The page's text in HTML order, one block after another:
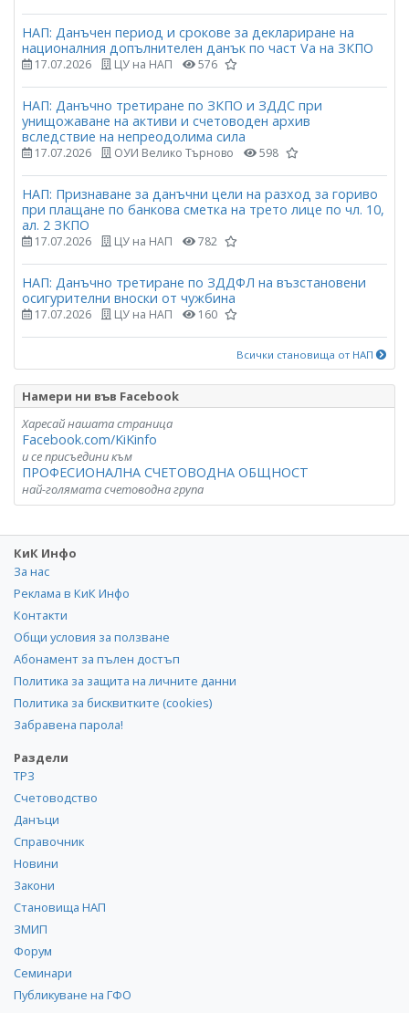
НАП: Данъчен период и срокове за деклариране на
националния допълнителен данък по част Vа на ЗКПО
17.07.2026 ЦУ на НАП 576
НАП: Данъчно третиране по ЗКПО и ЗДДС при
унищожаване на активи и счетоводен архив
вследствие на непреодолима сила
17.07.2026 ОУИ Велико Търново 598
НАП: Признаване за данъчни цели на разход за гориво
при плащане по банкова сметка на трето лице по чл. 10,
ал. 2 ЗКПО
17.07.2026 ЦУ на НАП 782
НАП: Данъчно третиране по ЗДДФЛ на възстановени
осигурителни вноски от чужбина
17.07.2026 ЦУ на НАП 160
Всички становища от НАП
Намери ни във Facebook
Харесай нашата страница
Facebook.com/KiKinfo
и се присъедини към
ПРОФЕСИОНАЛНА СЧЕТОВОДНА ОБЩНОСТ
най-голямата счетоводна група
КиК Инфо
За нас
Реклама в КиК Инфо
Контакти
Общи условия за ползване
Абонамент за пълен достъп
Политика за защита на личните данни
Политика за бисквитките (cookies)
Забравена парола!
Раздели
ТРЗ
Счетоводство
Данъци
Справочник
Новини
Закони
Становища НАП
ЗМИП
Форум
Семинари
Публикуване на ГФО